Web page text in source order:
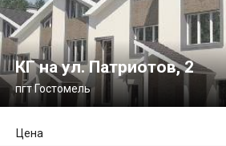
КГ на ул. Патриотов, 2
пгт Гостомель
Цена